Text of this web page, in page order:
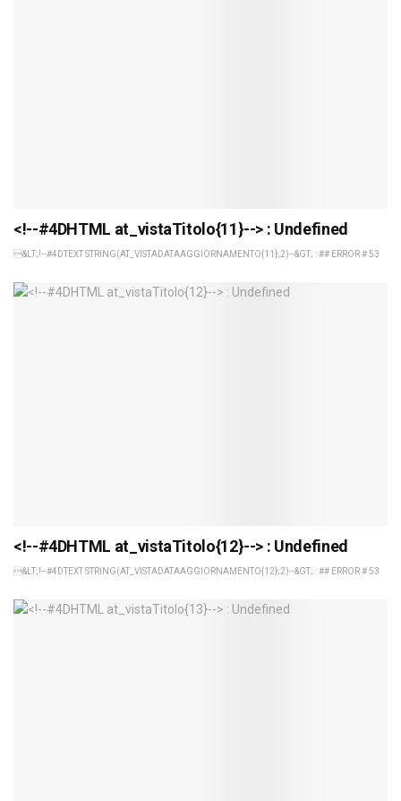
<!--#4DHTML at_vistaTitolo{11}--> : Undefined
&LT;!--#4DTEXT STRING(AT_VISTADATAAGGIORNAMENTO{11};2)--&GT; : ## ERROR # 53
<!--#4DHTML at_vistaTitolo{12}--> : Undefined
&LT;!--#4DTEXT STRING(AT_VISTADATAAGGIORNAMENTO{12};2)--&GT; : ## ERROR # 53